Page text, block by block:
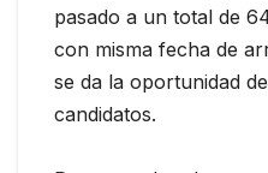
pasado a un total de
con misma fecha de
se da la oportunidad
candidatos.